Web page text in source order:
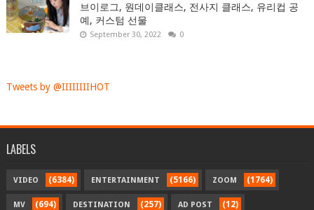
브이로그, 원데이클래스, 전사지 클래스, 유리컵 공
예, 커스텀 선물
September 30, 2022 0
Tweets by @IIIIIIIIHOT
LABELS
VIDEO (6384) ENTERTAINMENT (5166) ZOOM (1764)
MV (694) DESTINATION (257) AD POST (12)